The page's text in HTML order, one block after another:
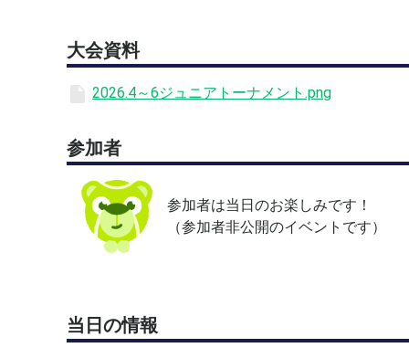
砂入り人工芝コート（アウトドア）
【料金】
込)をいただきます。
万博テニスガーデン：TEL 06-6877-3449
大会資料
2026.4～6ジュニアトーナメント.png
参加者
参加者は当日のお楽しみです！
（参加者非公開のイベントです）
当日の情報